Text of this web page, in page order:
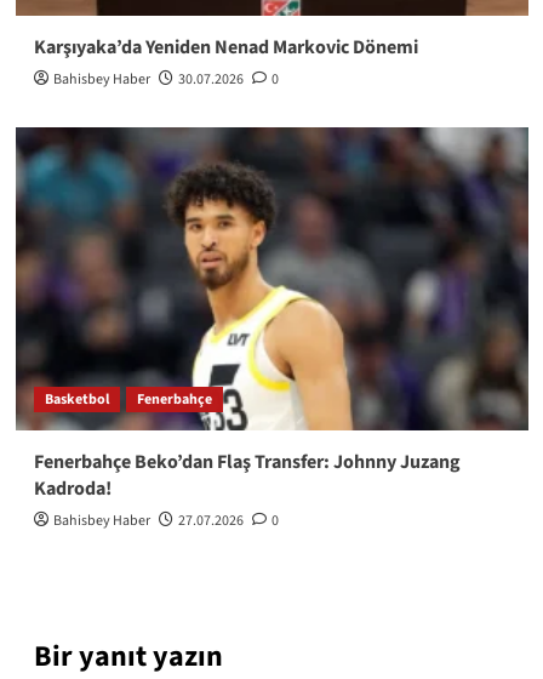
Karşıyaka’da Yeniden Nenad Markovic Dönemi
Bahisbey Haber 30.07.2026 0
Basketbol Fenerbahçe
Fenerbahçe Beko’dan Flaş Transfer: Johnny Juzang
Kadroda!
Bahisbey Haber 27.07.2026 0
Bir yanıt yazın